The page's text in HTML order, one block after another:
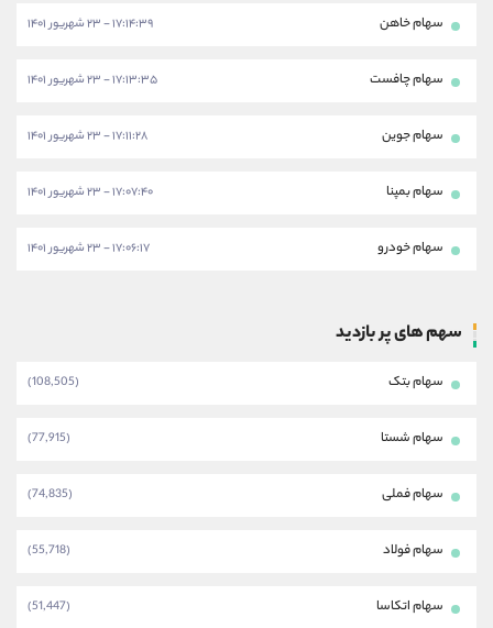
سهام خاهن ۱۷:۱۴:۳۹ - ۲۳ شهریور ۱۴۰۱
سهام چافست ۱۷:۱۳:۳۵ - ۲۳ شهریور ۱۴۰۱
سهام جوین ۱۷:۱۱:۲۸ - ۲۳ شهریور ۱۴۰۱
سهام بمپنا ۱۷:۰۷:۴۰ - ۲۳ شهریور ۱۴۰۱
سهام خودرو ۱۷:۰۶:۱۷ - ۲۳ شهریور ۱۴۰۱
سهم های پر بازدید
سهام بتک (108,505)
سهام شستا (77,915)
سهام فملی (74,835)
سهام فولاد (55,718)
سهام اتکاسا (51,447)